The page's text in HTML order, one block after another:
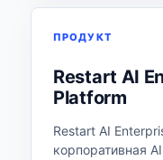
ПРОДУКТ
Restart AI
Platform
Restart AI
корпоративная